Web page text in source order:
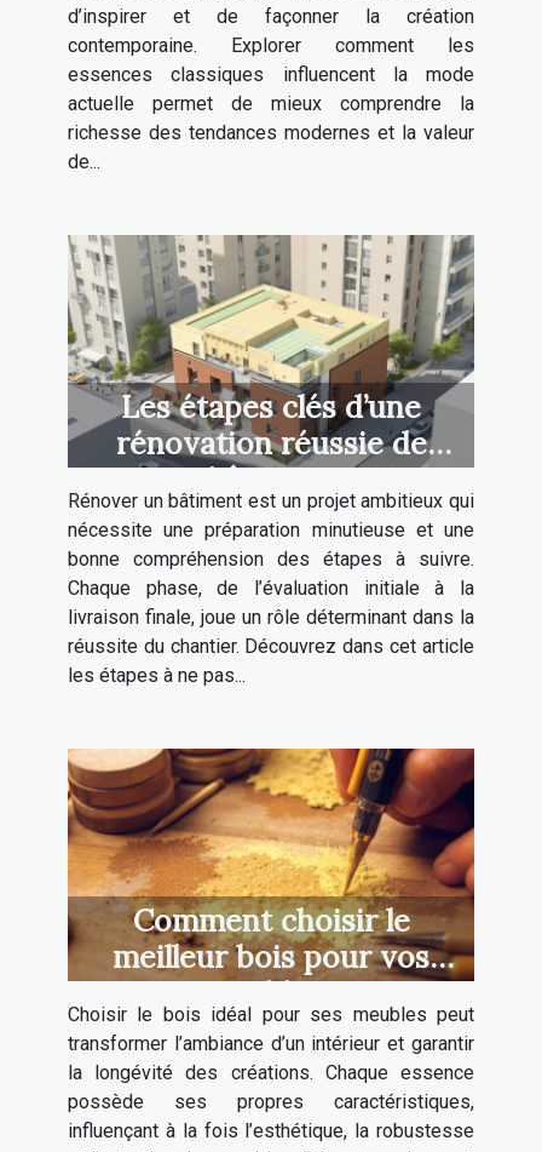
d’inspirer et de façonner la création
contemporaine. Explorer comment les
essences classiques influencent la mode
actuelle permet de mieux comprendre la
richesse des tendances modernes et la valeur
de...
Les étapes clés d’une
rénovation réussie de
bâtiment
Rénover un bâtiment est un projet ambitieux qui
nécessite une préparation minutieuse et une
bonne compréhension des étapes à suivre.
Chaque phase, de l’évaluation initiale à la
livraison finale, joue un rôle déterminant dans la
réussite du chantier. Découvrez dans cet article
les étapes à ne pas...
Comment choisir le
meilleur bois pour vos
meubles ?
Choisir le bois idéal pour ses meubles peut
transformer l’ambiance d’un intérieur et garantir
la longévité des créations. Chaque essence
possède ses propres caractéristiques,
influençant à la fois l’esthétique, la robustesse